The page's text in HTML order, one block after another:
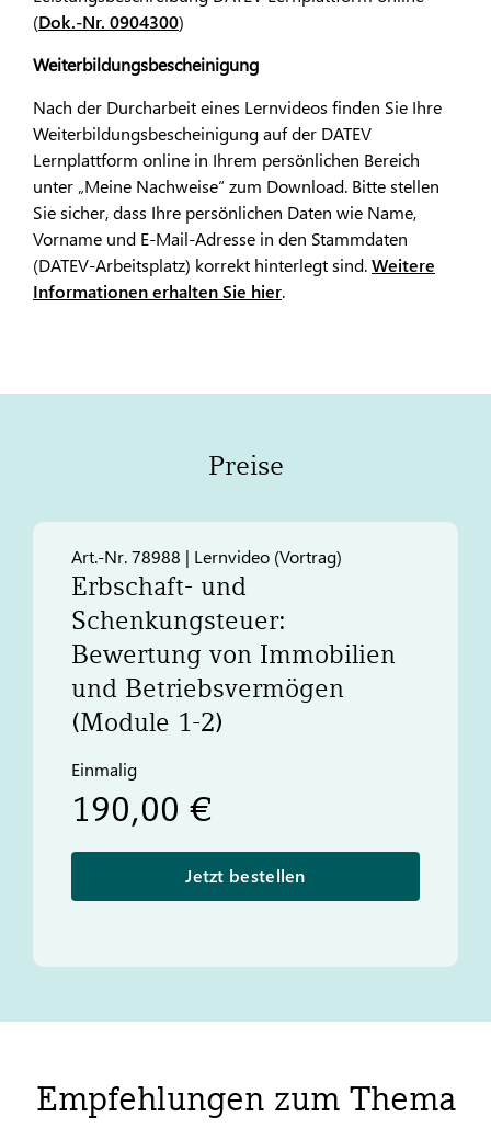
(Dok.-Nr. 0904300)
Weiterbildungsbescheinigung
Nach der Durcharbeit eines Lernvideos finden Sie Ihre
Weiterbildungsbescheinigung auf der DATEV
Lernplattform online in Ihrem persönlichen Bereich
unter „Meine Nachweise“ zum Download. Bitte stellen
Sie sicher, dass Ihre persönlichen Daten wie Name,
Vorname und E-Mail-Adresse in den Stammdaten
(DATEV-Arbeitsplatz) korrekt hinterlegt sind.Weitere
Informationen erhalten Sie hier.
Preise
Art.-Nr. 78988 | Lernvideo (Vortrag)
Erbschaft- und
Schenkungsteuer:
Bewertung von Immobilien
und Betriebsvermögen
(Module 1-2)
Einmalig
190,00 €
Jetzt bestellen
Empfehlungen zum Thema